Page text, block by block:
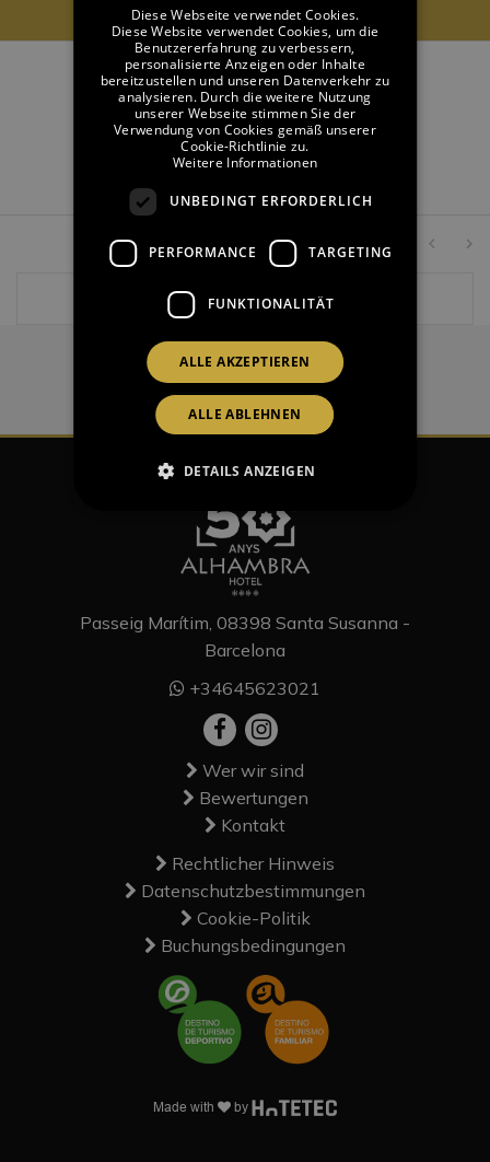
Buchungsnummer
Zeilen pro Seite: 3 0–0 of 0
Passeig Marítim, 08398 Santa Susanna -
Barcelona
+34645623021
Wer wir sind
Bewertungen
Kontakt
Rechtlicher Hinweis
Datenschutzbestimmungen
Cookie-Politik
Buchungsbedingungen
Made with by
ENGLISH
GERMAN
FRENCH
CATALAN
Diese Webseite verwendet Cookies.
Diese Website verwendet Cookies, um die
Benutzererfahrung zu verbessern,
personalisierte Anzeigen oder Inhalte
bereitzustellen und unseren Datenverkehr zu
analysieren. Durch die weitere Nutzung
unserer Webseite stimmen Sie der
Verwendung von Cookies gemäß unserer
Cookie-Richtlinie zu.
Weitere Informationen
UNBEDINGT ERFORDERLICH
PERFORMANCE TARGETING
FUNKTIONALITÄT
ALLE AKZEPTIEREN
ALLE ABLEHNEN
DETAILS ANZEIGEN